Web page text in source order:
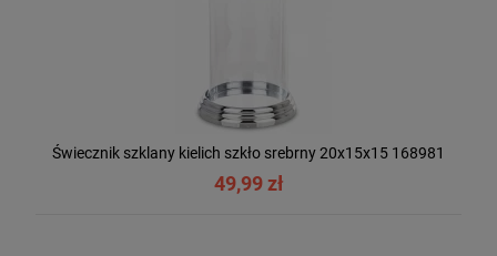
Świecznik szklany kielich szkło srebrny 20x15x15 168981
49,99 zł